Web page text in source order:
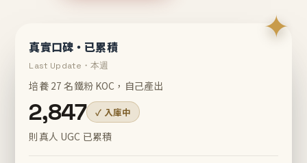
✦
真實口碑・已累積
Last Update・本週
培養 27 名鐵粉 KOC，自己產出
2,847 ✓ 入庫中
則真人 UGC 已累積